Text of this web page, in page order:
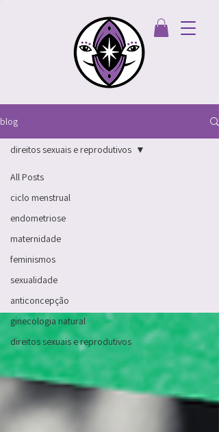
blog
All Posts
ciclo menstrual
endometriose
maternidade
feminismos
sexualidade
anticoncepção
ginecologia natural
direitos sexuais e reprodutivos
direitos sexuais e reprodutivos
direitos
sexuais e
reprodutivos